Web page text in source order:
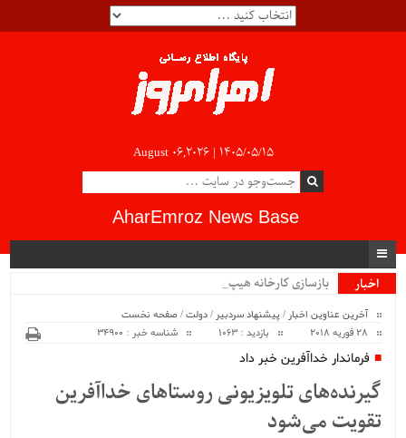
August 06,2026 | ۱۴۰۵/۰۵/۱۵
AharEmroz News Base
اخبار
بازسازی کارخانه هیپ لیچی.
آخرین عناوین اخبار /پیشنهاد سردبیر /دولت/صفحه نخست
بازدید : 1063 شناسه خبر : 34900
فرماندار خداآفرین خبر داد
گیرنده‌های تلویزیونی روستاهای خداآفرین
تقویت می‌شود